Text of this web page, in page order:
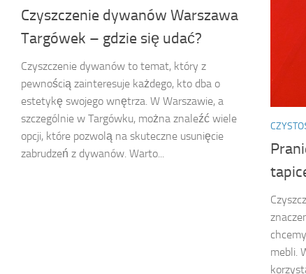
Czyszczenie dywanów Warszawa
Targówek – gdzie się udać?
Czyszczenie dywanów to temat, który z
pewnością zainteresuje każdego, kto dba o
estetykę swojego wnętrza. W Warszawie, a
szczególnie w Targówku, można znaleźć wiele
opcji, które pozwolą na skuteczne usunięcie
zabrudzeń z dywanów. Warto...
mebli.